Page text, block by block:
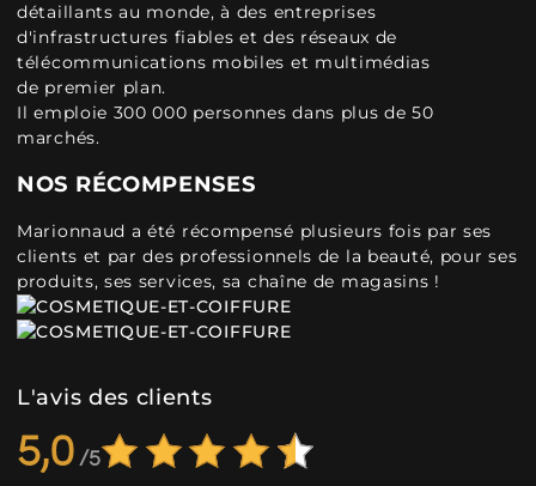
détaillants au monde, à des entreprises
d'infrastructures fiables et des réseaux de
télécommunications mobiles et multimédias
de premier plan.
Il emploie 300 000 personnes dans plus de 50
marchés.
NOS RÉCOMPENSES
Marionnaud a été récompensé plusieurs fois par ses
clients et par des professionnels de la beauté, pour ses
produits, ses services, sa chaîne de magasins !
L'avis des clients
5,0